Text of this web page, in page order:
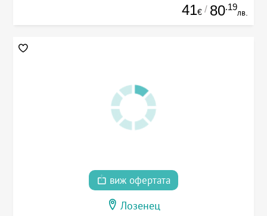
41€ / 80.19
лв.
виж офертата
Лозенец